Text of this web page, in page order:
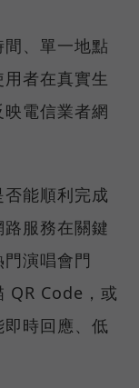
、單一地點
者在真實生
電信業者網
否能順利完成
服務在關鍵
演唱會門
QR Code，或
時回應、低